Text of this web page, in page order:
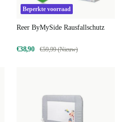
Beperkte voorraad
Reer ByMySide Rausfallschutz
€38,90 €59,99 (Nieuw)